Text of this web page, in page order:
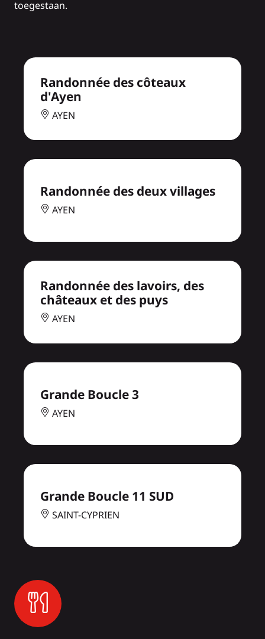
toegestaan.
Randonnée des côteaux
d'Ayen
AYEN
Randonnée des deux villages
AYEN
Randonnée des lavoirs, des
châteaux et des puys
AYEN
Grande Boucle 3
AYEN
Grande Boucle 11 SUD
SAINT-CYPRIEN